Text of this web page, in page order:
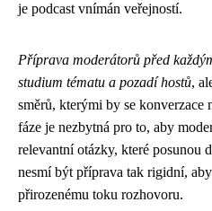
je podcast vnímán veřejností.
Příprava moderátorů před
studium tématu a pozadí hostů,
směrů, kterými by se konverzace
fáze je nezbytná pro to, aby
relevantní otázky, které posunou
nesmí být příprava tak rigidní,
přirozenému toku rozhovoru.